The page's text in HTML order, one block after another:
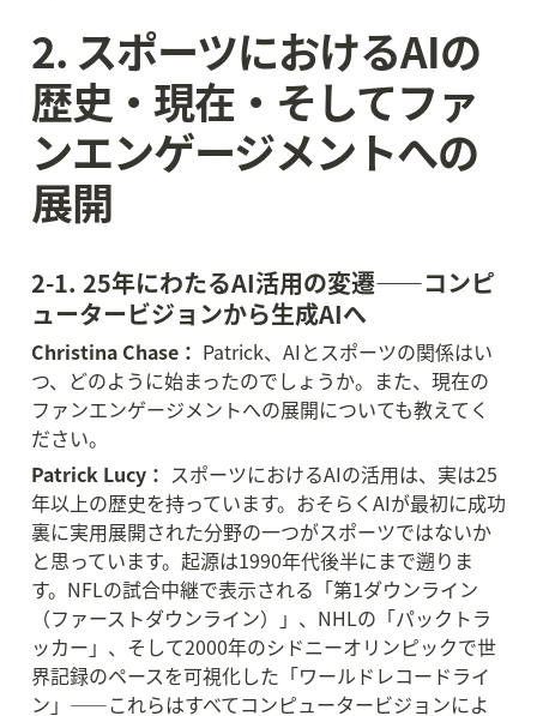
2. スポーツにおけるAIの
歴史・現在・そしてファ
ンエンゲージメントへの
展開
2-1. 25年にわたるAI活用の変遷——コンピ
ュータービジョンから生成AIへ
Christina Chase： Patrick、AIとスポーツの関係はい
つ、どのように始まったのでしょうか。また、現在の
ファンエンゲージメントへの展開についても教えてく
ださい。
Patrick Lucy： スポーツにおけるAIの活用は、実は25
年以上の歴史を持っています。おそらくAIが最初に成功
裏に実用展開された分野の一つがスポーツではないか
と思っています。起源は1990年代後半にまで遡りま
す。NFLの試合中継で表示される「第1ダウンライン
（ファーストダウンライン）」、NHLの「パックトラ
ッカー」、そして2000年のシドニーオリンピックで世
界記録のペースを可視化した「ワールドレコードライ
ン」——これらはすべてコンピュータービジョンによ